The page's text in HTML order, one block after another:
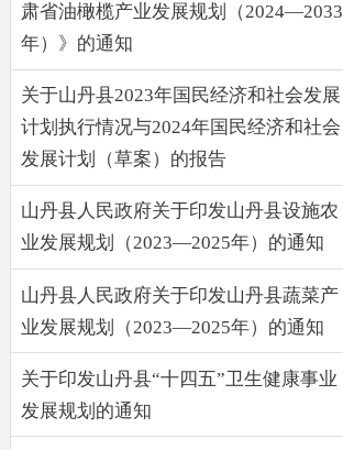
肃省油橄榄产业发展规划（2024—2033
年）》的通知
关于山丹县2023年国民经济和社会发展
计划执行情况与2024年国民经济和社会
发展计划（草案）的报告
山丹县人民政府关于印发山丹县设施农
业发展规划（2023—2025年）的通知
山丹县人民政府关于印发山丹县蔬菜产
业发展规划（2023—2025年）的通知
关于印发山丹县“十四五”卫生健康事业
发展规划的通知